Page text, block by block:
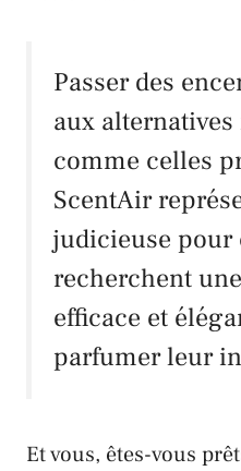
Passer des
aux
comme celles
ScentAir
judicieuse pour
recherchent
efficace et
parfumer leur
Et vous, êtes-vous